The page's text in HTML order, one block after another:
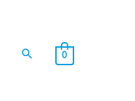
Rechercher
0